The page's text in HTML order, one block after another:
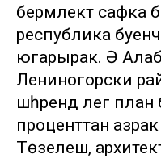
берәмлектә сафка
республика
югарырак. Ә
Лениногорски
шәһәрендә әлегә
проценттан азрак
Төзелеш,